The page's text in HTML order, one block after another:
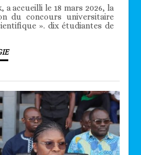
accueilli le 18 mars 2026, la
du concours universitaire
». dix étudiantes de